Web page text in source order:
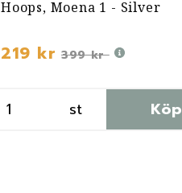
Hoops, Moena 1 - Silver
219 kr 399 kr
st Köp